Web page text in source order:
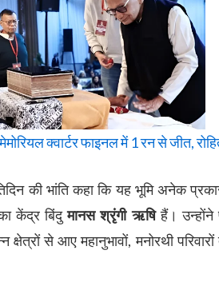
क्वार्टर फाइनल में 1 रन से जीत,
की भांति कहा कि यह भूमि अनेक
केंद्र बिंदुमानस श्रृंगी ऋषिहैं।
क्षेत्रों से आए महानुभावों, मनोरथी